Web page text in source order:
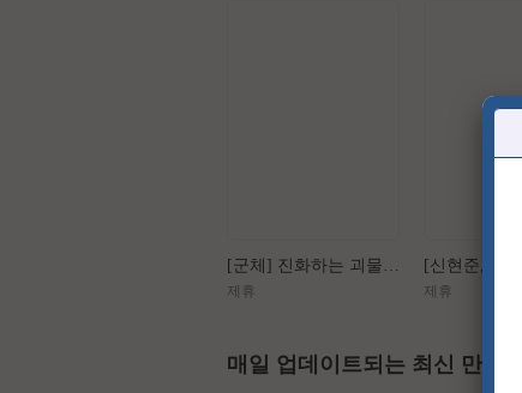
제휴 제휴
매일 업데이트되는 최신 만화